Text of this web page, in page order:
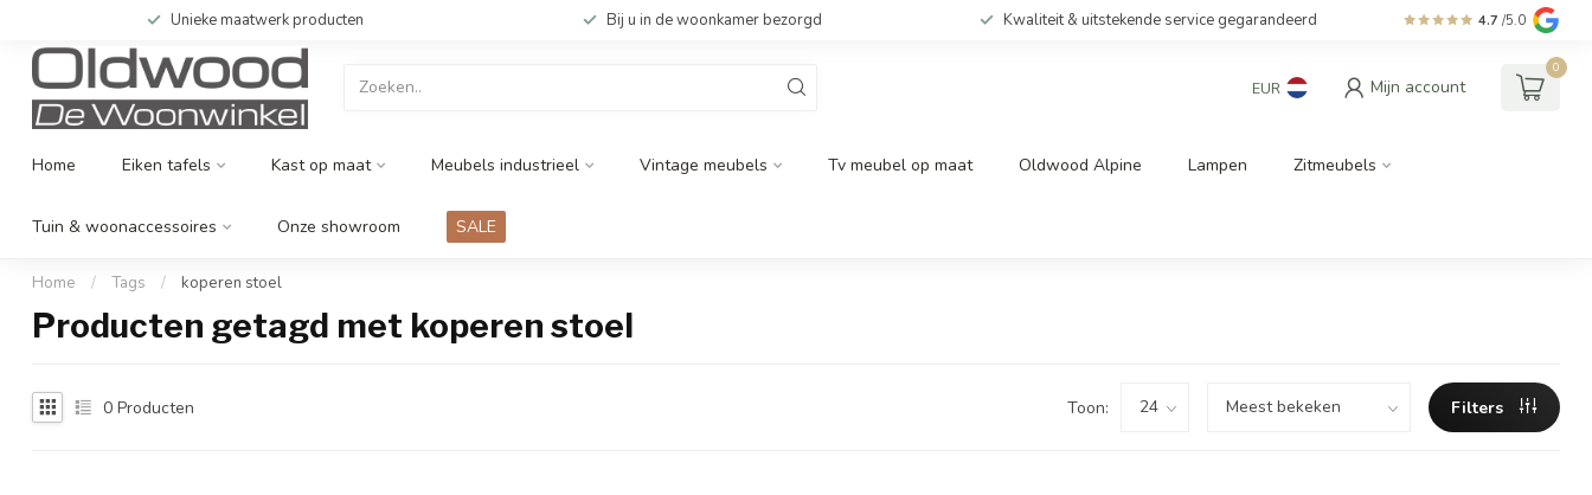
Unieke maatwerk producten Bij u in de woonkamer bezorgd Kwaliteit & uitstekende service gegarandeerd 4.7 /5.0
EUR Mijn account
0
Home Eiken tafels Kast op maat Meubels industrieel Vintage meubels Tv meubel op maat Oldwood Alpine Lampen Zitmeubels
Tuin & woonaccessoires Onze showroom SALE
Home / Tags / koperen stoel
Producten getagd met koperen stoel
0 Producten Toon: Filters